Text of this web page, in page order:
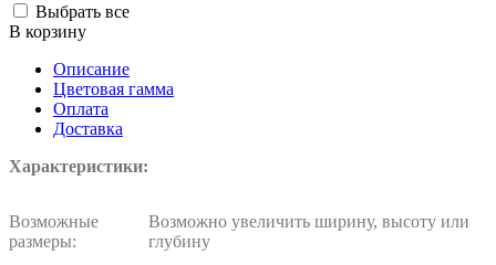
Выбрать все
В корзину
Описание
Цветовая гамма
Оплата
Доставка
Характеристики:
Возможные
размеры:
Возможно увеличить ширину, высоту или
глубину